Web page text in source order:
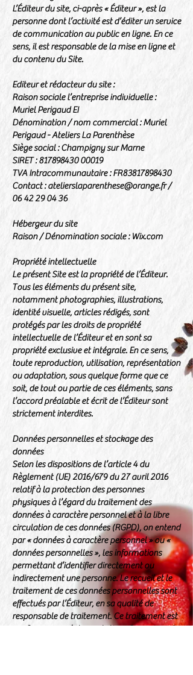
L’Éditeur du site, ci-après « Éditeur », est la
personne dont l’activité est d’éditer un service
de communication au public en ligne. En ce
sens, il est responsable de la mise en ligne et
du contenu du Site.
Editeur et rédacteur du site :
Raison sociale l’entreprise individuelle :
Muriel Perigaud EI
Dénomination / nom commercial : Muriel
Perigaud - Ateliers La Parenthèse
Siège social : Champigny sur Marne
SIRET :817898430 00019
TVA Intracommunautaire : FR83817898430
Contact :atelierslaparenthese@orange.fr/
06 42 29 04 36
Hébergeur du site
Raison / Dénomination sociale : Wix.com
Propriété intellectuelle
Le présent Site est la propriété de l’Éditeur.
Tous les éléments du présent site,
notamment photographies, illustrations,
identité visuelle, articles rédigés, sont
protégés par les droits de propriété
intellectuelle de l’Éditeur et en sont sa
propriété exclusive et intégrale. En ce sens,
toute reproduction, utilisation, représentation
ou adaptation, sous quelque forme que ce
soit, de tout ou partie de ces éléments, sans
l’accord préalable et écrit de l’Éditeur sont
strictement interdites.
​Données personnelles et stockage des
données
Selon les dispositions de l’article 4 du
Règlement (UE) 2016/679 du 27 avril 2016
relatif à la protection des personnes
physiques à l’égard du traitement des
données à caractère personnel et à la libre
circulation de ces données (RGPD), on entend
par « données à caractère personnel » ou «
données personnelles », les informations
permettant d’identifier directement ou
indirectement une personne. Le recueil et le
traitement de ces données personnelles sont
effectués par l’Éditeur, en sa qualité de
responsable de traitement. Ce traitement est
conforme aux réglementations françaises et